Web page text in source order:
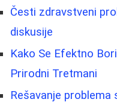
Česti zdravstveni
diskusije
Kako Se Efektno
Prirodni Tretmani
Rešavanje problema